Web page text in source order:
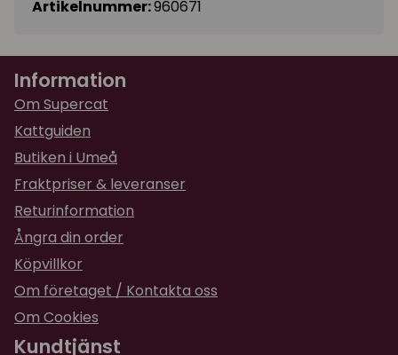
Artikelnummer:960671
Information
Om Supercat
Kattguiden
Butiken i Umeå
Fraktpriser & leveranser
Returinformation
Ångra din order
Köpvillkor
Om företaget / Kontakta oss
Om Cookies
Kundtjänst